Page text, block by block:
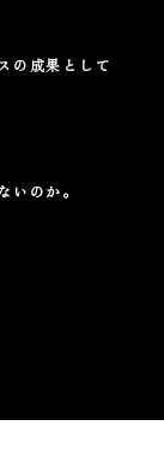
の成果として
いのか。